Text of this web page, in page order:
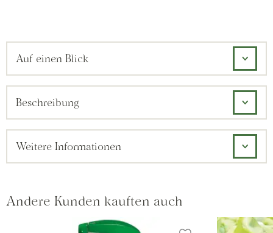
Auf einen Blick
Beschreibung
Weitere Informationen
Andere Kunden kauften auch